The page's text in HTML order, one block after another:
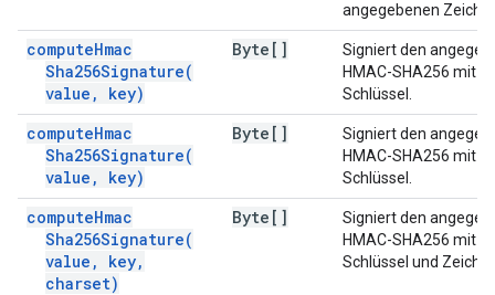
angegebenen
computeHmac
Sha256Signature(
value , key)
Byte[]
Signiert den
HMAC-SHA256 mit
Schlüssel.
computeHmac
Sha256Signature(
value , key)
Byte[]
Signiert den
HMAC-SHA256 mit
Schlüssel.
computeHmac
Sha256Signature(
value , key,
charset)
Byte[]
Signiert den
HMAC-SHA256 mit
Schlüssel und